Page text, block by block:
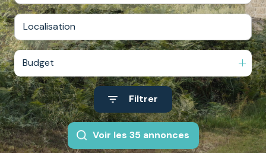
Budget
Filtrer
Voir les 35 annonces